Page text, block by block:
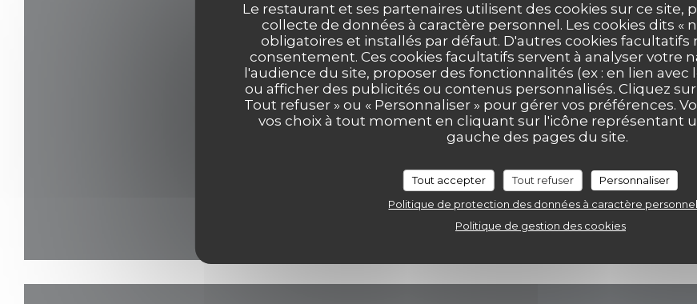
Le restaurant et ses partenaires utilisent des cookies sur ce site,
collecte de données à caractère personnel. Les cookies dits «
obligatoires et installés par défaut. D'autres cookies facultatifs
consentement. Ces cookies facultatifs servent à analyser votre
l'audience du site, proposer des fonctionnalités (ex : en lien avec
ou afficher des publicités ou contenus personnalisés. Cliquez sur
Tout refuser » ou « Personnaliser » pour gérer vos préférences.
vos choix à tout moment en cliquant sur l'icône représentant
gauche des pages du site.
Tout accepter Tout refuser
Personnaliser
Politique de protection des données à caractère personnel
Politique de gestion des cookies
Accès/Contact
17 Grand Place 7500 Tournai((ouvre
069 84 30 35
eelke.ashley@hotmail.com
Facebook ((ouvre une